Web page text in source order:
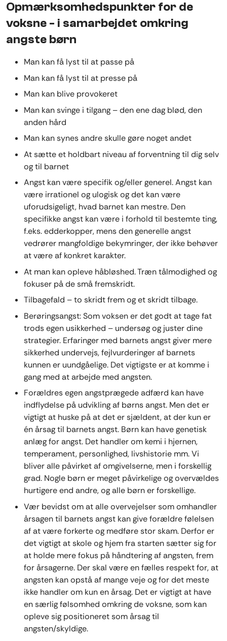
Opmærksomhedspunkter for de
voksne - i samarbejdet omkring
angste børn
Man kan få lyst til at passe på
Man kan få lyst til at presse på
Man kan blive provokeret
Man kan svinge i tilgang – den ene dag blød, den
anden hård
Man kan synes andre skulle gøre noget andet
At sætte et holdbart niveau af forventning til dig selv
og til barnet
Angst kan være specifik og/eller generel. Angst kan
være irrationel og ulogisk og det kan være
uforudsigeligt, hvad barnet kan mestre. Den
specifikke angst kan være i forhold til bestemte ting,
f.eks. edderkopper, mens den generelle angst
vedrører mangfoldige bekymringer, der ikke behøver
at være af konkret karakter.
At man kan opleve håbløshed. Træn tålmodighed og
fokuser på de små fremskridt.
Tilbagefald – to skridt frem og et skridt tilbage.
Berøringsangst: Som voksen er det godt at tage fat
trods egen usikkerhed – undersøg og juster dine
strategier. Erfaringer med barnets angst giver mere
sikkerhed undervejs, fejlvurderinger af barnets
kunnen er uundgåelige. Det vigtigste er at komme i
gang med at arbejde med angsten.
Forældres egen angstprægede adfærd kan have
indflydelse på udvikling af børns angst. Men det er
vigtigt at huske på at det er sjældent, at der kun er
én årsag til barnets angst. Børn kan have genetisk
anlæg for angst. Det handler om kemi i hjernen,
temperament, personlighed, livshistorie mm. Vi
bliver alle påvirket af omgivelserne, men i forskellig
grad. Nogle børn er meget påvirkelige og overvældes
hurtigere end andre, og alle børn er forskellige.
Vær bevidst om at alle overvejelser som omhandler
årsagen til barnets angst kan give forældre følelsen
af at være forkerte og medføre stor skam. Derfor er
det vigtigt at skole og hjem fra starten sætter sig for
at holde mere fokus på håndtering af angsten, frem
for årsagerne. Der skal være en fælles respekt for, at
angsten kan opstå af mange veje og for det meste
ikke handler om kun en årsag. Det er vigtigt at have
en særlig følsomhed omkring de voksne, som kan
opleve sig positioneret som årsag til
angsten/skyldige.